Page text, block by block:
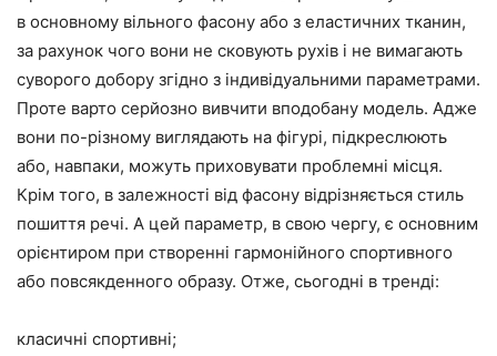
в основному вільного фасону або з еластичних тканин,
за рахунок чого вони не сковують рухів і не вимагають
суворого добору згідно з індивідуальними параметрами.
Проте варто серйозно вивчити вподобану модель. Адже
вони по-різному виглядають на фігурі, підкреслюють
або, навпаки, можуть приховувати проблемні місця.
Крім того, в залежності від фасону відрізняється стиль
пошиття речі. А цей параметр, в свою чергу, є основним
орієнтиром при створенні гармонійного спортивного
або повсякденного образу. Отже, сьогодні в тренді:
класичні спортивні;